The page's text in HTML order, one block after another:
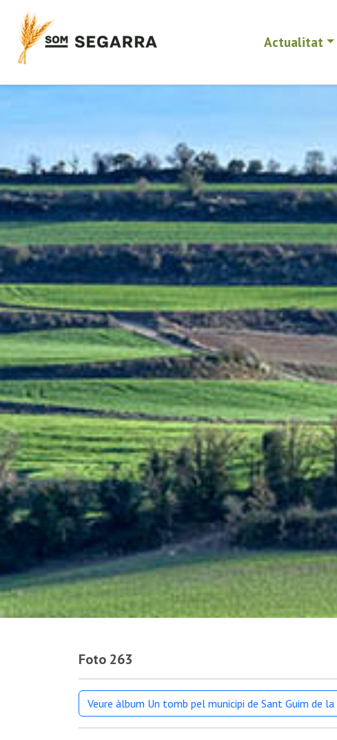
Actualitat
Foto 263
Veure àlbum Un tomb pel municipi de Sant Guim de